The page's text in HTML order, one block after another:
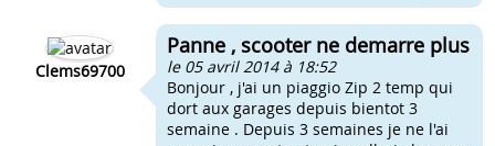
Clems69700
Panne , scooter ne demarre plus
le 05 avril 2014 à 18:52
Bonjour , j'ai un piaggio Zip 2 temp qui
dort aux garages depuis bientot 3
semaine . Depuis 3 semaines je ne l'ai